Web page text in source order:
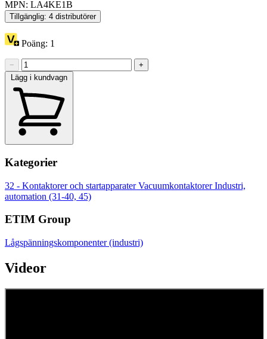
MPN: LA4KE1B
Tillgänglig: 4 distributörer
Poäng: 1
−
+
Lägg i kundvagn
Kategorier
32 - Kontaktorer och startapparaterVacuumkontaktorerIndustri,
automation (31-40, 45)
ETIM Group
Lågspänningskomponenter (industri)
Videor